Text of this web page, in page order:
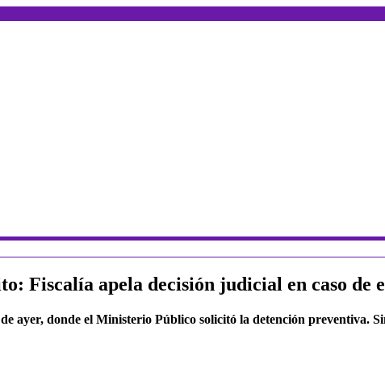
Fiscalía apela decisión judicial en caso de
ayer, donde el Ministerio Público solicitó la detención preventiva.